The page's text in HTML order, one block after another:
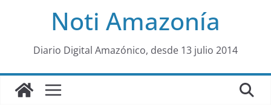
al
Noti Amazonía
Diario Digital Amazónico, desde 13 julio 2014